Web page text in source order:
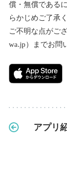
償・無償である
らかじめご了承
ご不明な点がご
wa.jp）までお問
アプリ